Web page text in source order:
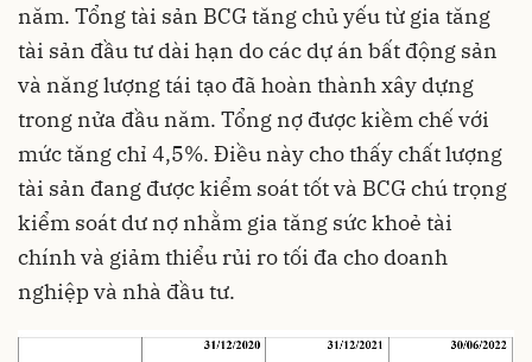
năm. Tổng tài sản BCG tăng chủ yếu từ gia tăng
tài sản đầu tư dài hạn do các dự án bất động sản
và năng lượng tái tạo đã hoàn thành xây dựng
trong nửa đầu năm. Tổng nợ được kiềm chế với
mức tăng chỉ 4,5%. Điều này cho thấy chất lượng
tài sản đang được kiểm soát tốt và BCG chú trọng
kiểm soát dư nợ nhằm gia tăng sức khoẻ tài
chính và giảm thiểu rủi ro tối đa cho doanh
nghiệp và nhà đầu tư.